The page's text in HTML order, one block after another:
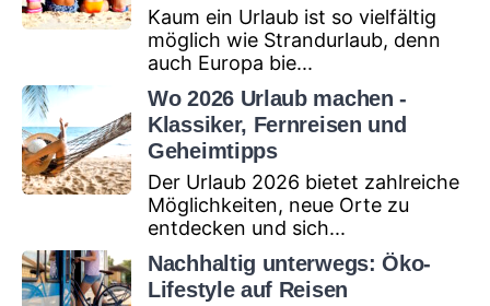
Kaum ein Urlaub ist so vielfältig
möglich wie Strandurlaub, denn
auch Europa bie...
Wo 2026 Urlaub machen -
Klassiker, Fernreisen und
Geheimtipps
Der Urlaub 2026 bietet zahlreiche
Möglichkeiten, neue Orte zu
entdecken und sich...
Nachhaltig unterwegs: Öko-
Lifestyle auf Reisen